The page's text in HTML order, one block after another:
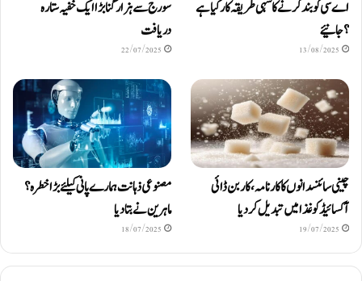
اے سی کو بند کرنے کا سہی طریقہ کار کیا ہے
؟ جانیئے
13/08/2025
سورج سے ہزار گنا بڑا ایک خفیہ ستارہ
دریافت
22/07/2025
چینی سائنسدانوں کا کارنامہ، کاربن ڈائی
آکسائیڈ کو غذا میں تبدیل کردیا
19/07/2025
مصنوعی ذہانت ہمارے پانی کیلئے بڑا خطرہ؟
ماہرین نے بتا دیا
18/07/2025